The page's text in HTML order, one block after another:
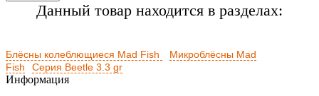
Данный товар находится в разделах:
Блёсны колеблющиеся Mad Fish
Микроблёсны Mad
Fish
Серия Beetle 3.3 gr
Информация